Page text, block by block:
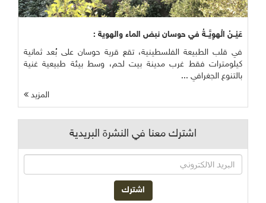
عَيْــنُ الْهوِيَّــةُ في حوسان نبض الماء والهوية :
في قلب الطبيعة الفلسطينية، تقع قرية حوسان على بُعد ثمانية
كيلومترات فقط غرب مدينة بيت لحم، وسط بيئة طبيعية غنية
بالتنوع الجغرافي ...
المزيد
اشترك معنا في النشرة البريدية